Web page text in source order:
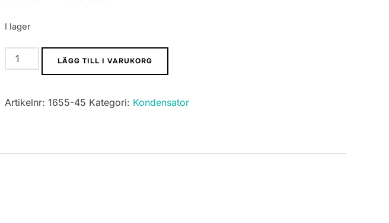
I lager
0805
SMD
224
LÄGG TILL I VARUKORG
Artikelnr: 1655-45 Kategori: Kondensator